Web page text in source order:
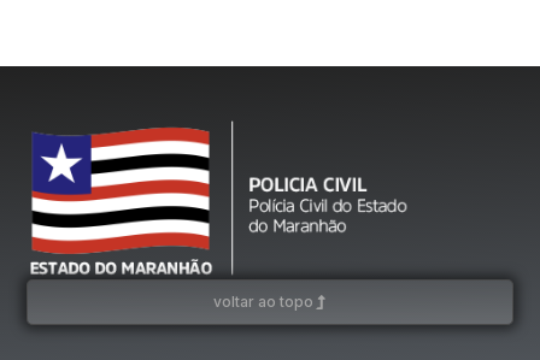
voltar ao topo